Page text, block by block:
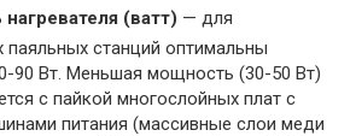
(ватт) — для
паяльных станций оптимальны
90 Вт. Меньшая мощность (30-50 Вт)
с пайкой многослойных плат с
питания (массивные слои меди